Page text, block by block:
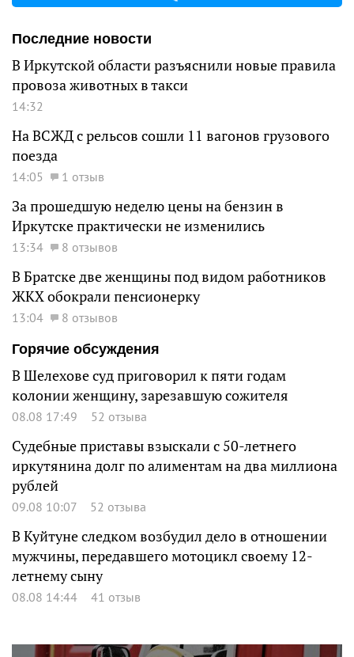
Последние новости
В Иркутской области разъяснили новые правила
провоза животных в такси
14:32
На ВСЖД с рельсов сошли 11 вагонов грузового
поезда
14:05 1 отзыв
За прошедшую неделю цены на бензин в
Иркутске практически не изменились
13:34 8 отзывов
В Братске две женщины под видом работников
ЖКХ обокрали пенсионерку
13:04
8 отзывов
Горячие обсуждения
В Шелехове суд приговорил к пяти годам
колонии женщину, зарезавшую сожителя
08.08 17:49 52 отзыва
Судебные приставы взыскали с 50-летнего
иркутянина долг по алиментам на два миллиона
рублей
09.08 10:07 52 отзыва
В Куйтуне следком возбудил дело в отношении
мужчины, передавшего мотоцикл своему 12-
летнему сыну
08.08 14:44 41 отзыв